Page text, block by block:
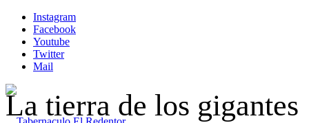
Instagram
Facebook
Youtube
Twitter
Mail
La tierra de los gigantes